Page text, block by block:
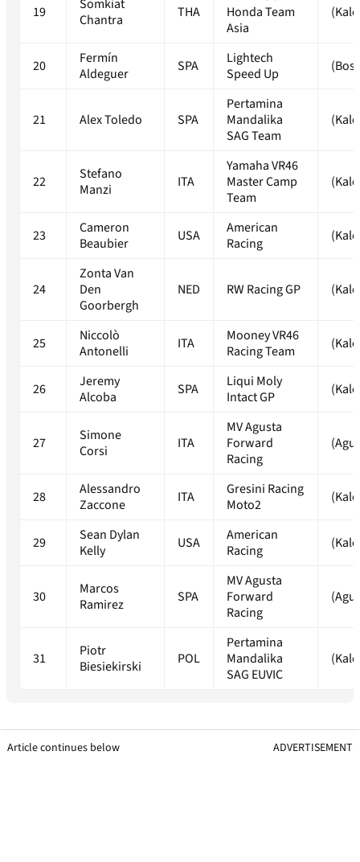
19
Somkiat
Chantra
THA
Honda Team
Asia
20
Fermín
Aldeguer
SPA
Lightech
Speed Up
21 Alex Toledo SPA
Pertamina
Mandalika
SAG Team
22
Stefano
Manzi
ITA
Yamaha VR46
Master Camp
Team
23
Cameron
Beaubier
USA
American
Racing
24
Zonta Van
Den
Goorbergh
NED RW Racing GP
25
Niccolò
Antonelli
ITA
Mooney VR46
Racing Team
26
Jeremy
Alcoba
SPA
Liqui Moly
Intact GP
27
Simone
Corsi
ITA
MV Agusta
Forward
Racing
28
Alessandro
Zaccone
ITA
Gresini Racing
Moto2
29
Sean Dylan
Kelly
USA
American
Racing
30
Marcos
Ramirez
SPA
MV Agusta
Forward
Racing
31
Piotr
Biesiekirski
POL
Pertamina
Mandalika
SAG EUVIC
Article continues below ADVERTISEMENT